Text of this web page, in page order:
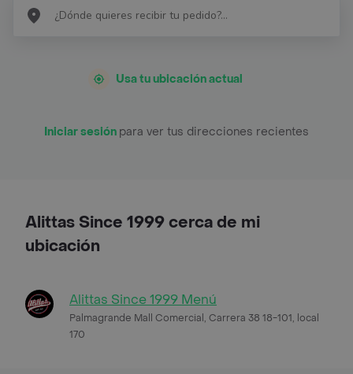
Usa tu ubicación actual
Iniciar sesión para ver tus direcciones recientes
Alittas Since 1999 cerca de mi
ubicación
Alittas Since 1999 Menú
Palmagrande Mall Comercial, Carrera 38 18-101, local
170